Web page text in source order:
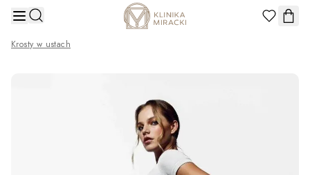
Przejdź do treści
Krosty w ustach